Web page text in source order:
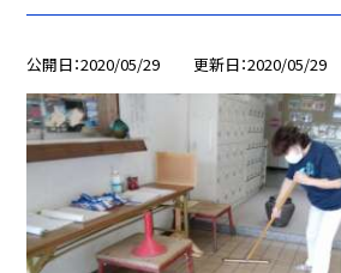
公開日 2020/05/29 更新日 2020/05/29